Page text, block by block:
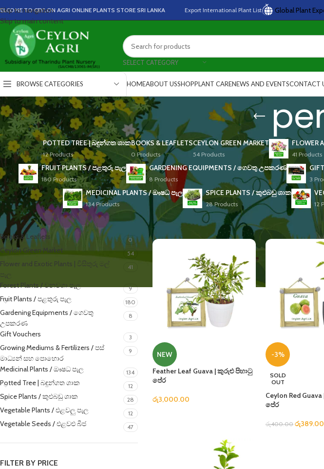
Skip to navigation
Skip to main content
TO CEYLON AGRI ONLINE PLANTS STORE SRI LANKA Export International Plant List Global Plant
SELECT CATEGORY
BROWSE CATEGORIES HOMEABOUT USSHOPPLANT CARENEWS AND EVENTSCONTACT
POTTED TREE | බඳුන්ගත ශාක
12 Products
BOOKS & LEAFLETS
0 Products
CEYLON GREEN MARKET
54 Products
FLOWER
41 Products
FRUIT PLANTS / පළතුරු පැල
180 Products
GARDENING EQUIPMENTS / ගෙවතු උපකරණ
8 Products 3
MEDICINAL PLANTS / ඖෂධ පැල
134 Products
SPICE PLANTS / කුළුබඩු ශාක
28 Products 12
CATEGORIES
Books & Leaflets 0
Ceylon Green Market 54
Flower and Exotic Plants | විසිතුරු මල්
පැල
41
Forest Plants / වනවගා පැල 9
Fruit Plants / පළතුරු පැල 180
Gardening Equipments / ගෙවතු
උපකරණ
8
Gift Vouchers 3
Growing Mediums & Fertilizers / පස්
මාධ්‍යන් සහ පොහොර
9
Medicinal Plants / ඖෂධ පැල 134
Potted Tree | බඳුන්ගත ශාක 12
Spice Plants / කුළුබඩු ශාක 28
Vegetable Plants / එළවලු පැල 12
Vegetable Seeds / එළවළු බීජ 47
FILTER BY PRICE
Home Products tagged “pera”
NEW
Feather Leaf Guava | කුරුළු පිහාටු
පේර
රු3,000.00
-3%
SOLD
OUT
Ceylon Red
පේර
රු400.00 රු389.00